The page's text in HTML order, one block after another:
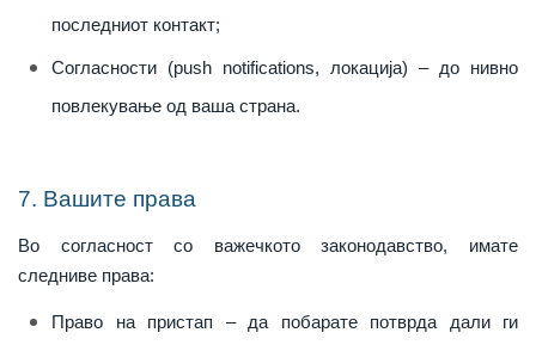
последниот контакт;
Согласности (push notifications, локација) – до нивно
повлекување од ваша страна.
7. Вашите права
Во согласност со важечкото законодавство, имате
следниве права:
Право на пристап – да побарате потврда дали ги